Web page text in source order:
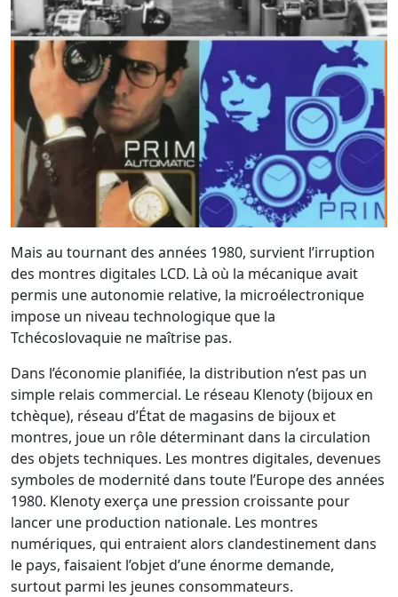
Mais au tournant des années 1980, survient l’irruption
des montres digitales LCD. Là où la mécanique avait
permis une autonomie relative, la microélectronique
impose un niveau technologique que la
Tchécoslovaquie ne maîtrise pas.
Dans l’économie planifiée, la distribution n’est pas un
simple relais commercial. Le réseau Klenoty (bijoux en
tchèque), réseau d’État de magasins de bijoux et
montres, joue un rôle déterminant dans la circulation
des objets techniques. Les montres digitales, devenues
symboles de modernité dans toute l’Europe des années
1980. Klenoty exerça une pression croissante pour
lancer une production nationale. Les montres
numériques, qui entraient alors clandestinement dans
le pays, faisaient l’objet d’une énorme demande,
surtout parmi les jeunes consommateurs.